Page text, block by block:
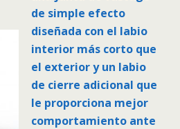
de simple efecto
diseñada con el labio
interior más corto que
el exterior y un labio
de cierre adicional que
le proporciona mejor
comportamiento ante